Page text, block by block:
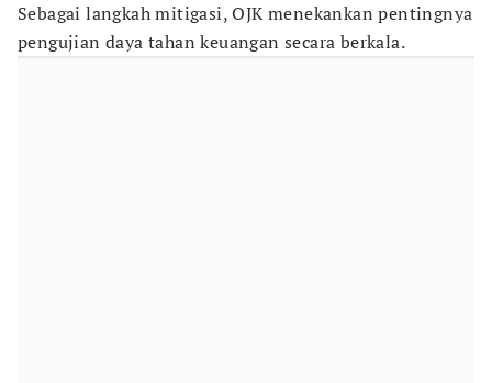
Sebagai langkah mitigasi, OJK menekankan pentingnya
pengujian daya tahan keuangan secara berkala.